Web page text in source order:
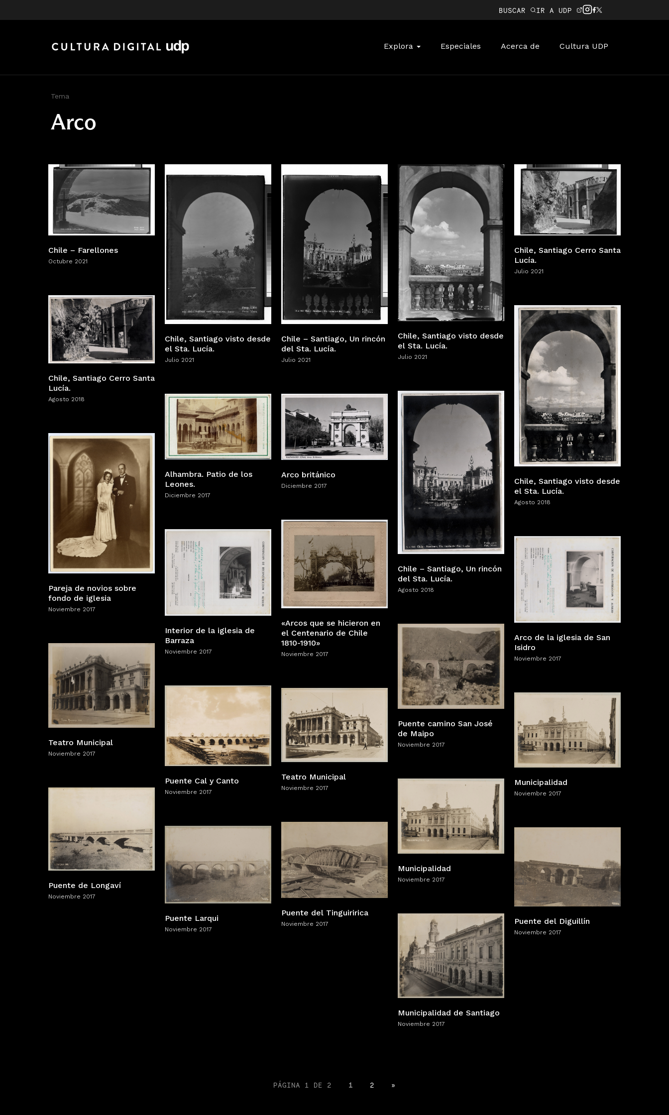
BUSCAR IR A UDP
Explora Especiales Acerca de Cultura UDP
Tema
Arco
Chile – Farellones
Octubre 2021
Chile, Santiago visto desde
el Sta. Lucía.
Julio 2021
Chile – Santiago, Un rincón
del Sta. Lucía.
Julio 2021
Chile, Santiago visto desde
el Sta. Lucía.
Julio 2021
Chile, Santiago Cerro Santa
Lucía.
Julio 2021
Chile, Santiago Cerro Santa
Lucía.
Agosto 2018
Chile, Santiago visto desde
el Sta. Lucía.
Agosto 2018
Chile – Santiago, Un rincón
del Sta. Lucía.
Agosto 2018
Alhambra. Patio de los
Leones.
Diciembre 2017
Arco británico
Diciembre 2017
Pareja de novios sobre
fondo de iglesia
Noviembre 2017
«Arcos que se hicieron en
el Centenario de Chile
1810-1910»
Noviembre 2017
Interior de la iglesia de
Barraza
Noviembre 2017
Arco de la iglesia de San
Isidro
Noviembre 2017
Puente camino San José
de Maipo
Noviembre 2017
Teatro Municipal
Noviembre 2017
Puente Cal y Canto
Noviembre 2017
Teatro Municipal
Noviembre 2017
Municipalidad
Noviembre 2017
Municipalidad
Noviembre 2017
Puente de Longaví
Noviembre 2017
Puente del Tinguiririca
Noviembre 2017
Puente Larqui
Noviembre 2017
Puente del Diguillín
Noviembre 2017
Municipalidad de Santiago
Noviembre 2017
PÁGINA 1 DE 2 1 2 »